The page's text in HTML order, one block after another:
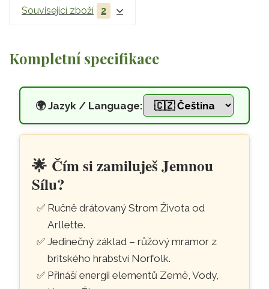
Související zboží 2
Kompletní specifikace
🌍Jazyk / Language:
Přeskočit na hlavní obsah
Strom Života s růžovým
🌟 Čím si zamiluješ Jemnou
Sílu?
Ručně drátovaný Strom Života od
Arllette.
Jedinečný základ – růžový mramor z
britského hrabství Norfolk.
Přináší energii elementů Země, Vody,